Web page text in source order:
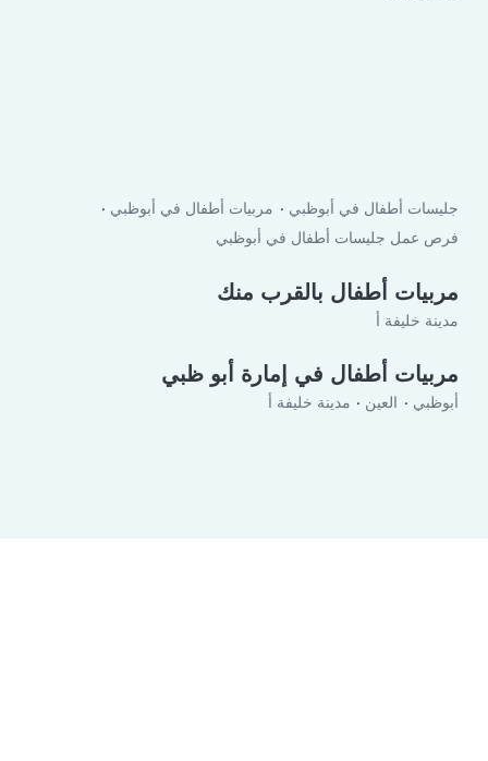
جليسات أطفال في أبوظبي
مربيات أطفال في أبوظبي
فرص عمل جليسات أطفال في أبوظبي
مربيات أطفال بالقرب منك
مدينة خليفة أ
مربيات أطفال في إمارة أبو ظبي
أبوظبي العين مدينة خليفة أ